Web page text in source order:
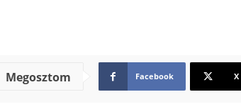
Megosztom Facebook X